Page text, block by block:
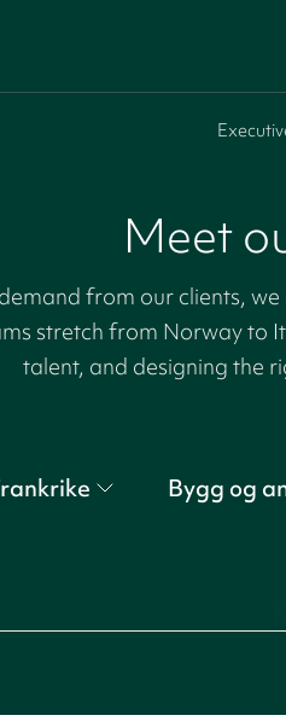
Meet
from our clients,
stretch from Norway to
talent, and designing the
Bygg og